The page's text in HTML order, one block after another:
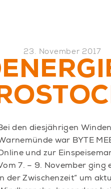
23. November 2017
den diesjährigen
war BYTE
und zur
7. – 9. November ging
der Zwischenzeit“ um